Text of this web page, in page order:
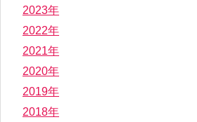
2023年
2022年
2021年
2020年
2019年
2018年